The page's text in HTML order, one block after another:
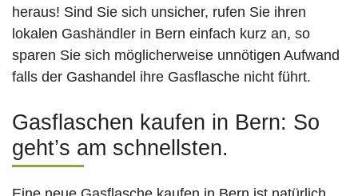
heraus! Sind Sie sich unsicher, rufen Sie ihren
lokalen Gashändler in Bern einfach kurz an, so
sparen Sie sich möglicherweise unnötigen Aufwand
falls der Gashandel ihre Gasflasche nicht führt.
Gasflaschen kaufen in Bern: So
geht’s am schnellsten.